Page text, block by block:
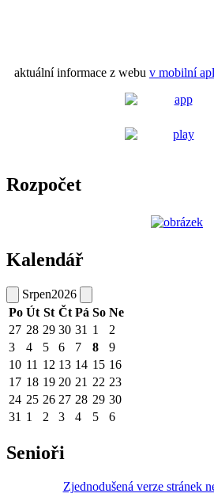
aktuální informace z webu v mobilní
Rozpočet
Kalendář
Srpen2026
Po Út St Čt Pá So Ne
27 28 29 30 31 1
2
3
4 5 6 7 8
9
10 11 12 13 14 15 16
17 18 19 20 21 22 23
24 25 26 27 28 29 30
31 1 2 3 4 5 6
Senioři
Zjednodušená verze stránek